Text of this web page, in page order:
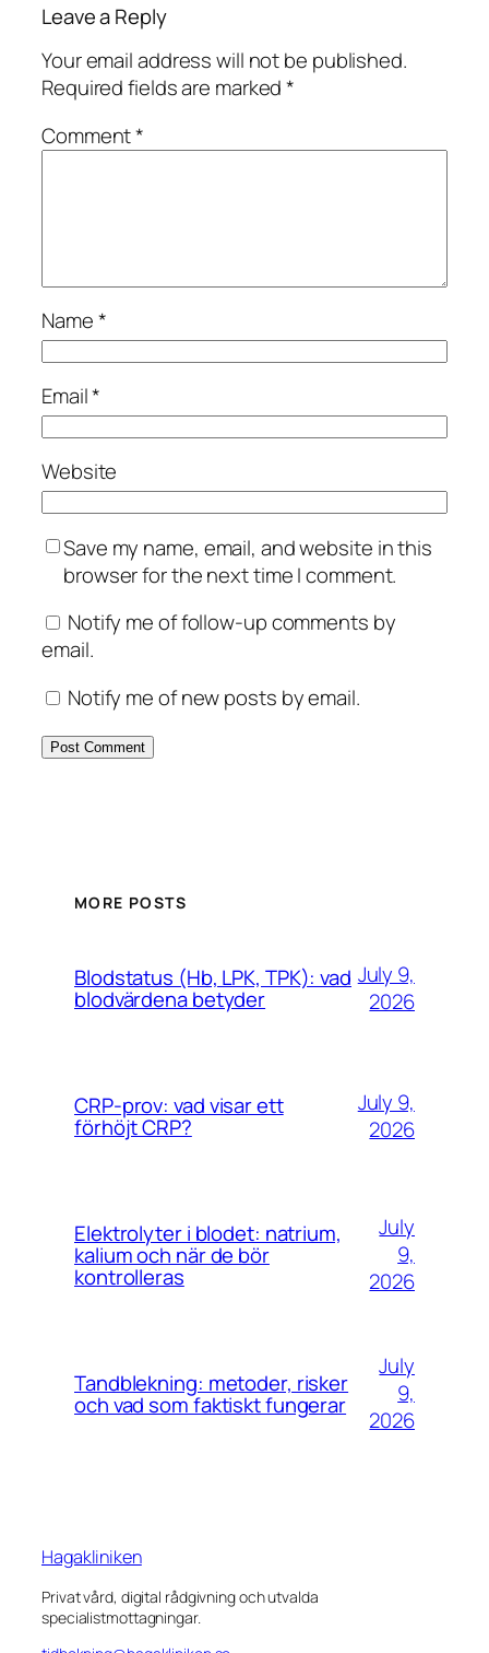
Leave a Reply
Your email address will not be published.
Required fields are marked*
Comment*
Name*
Email*
Website
Save my name, email, and website in this
browser for the next time I comment.
Notify me of follow-up comments by
email.
Notify me of new posts by email.
MORE POSTS
Blodstatus (Hb, LPK, TPK): vad
blodvärdena betyder
July 9,
2026
CRP-prov: vad visar ett
förhöjt CRP?
July 9,
2026
Elektrolyter i blodet: natrium,
kalium och när de bör
kontrolleras
July
9,
2026
Tandblekning: metoder, risker
och vad som faktiskt fungerar
July
9,
2026
Hagakliniken
Privat vård, digital rådgivning och utvalda
specialistmottagningar.